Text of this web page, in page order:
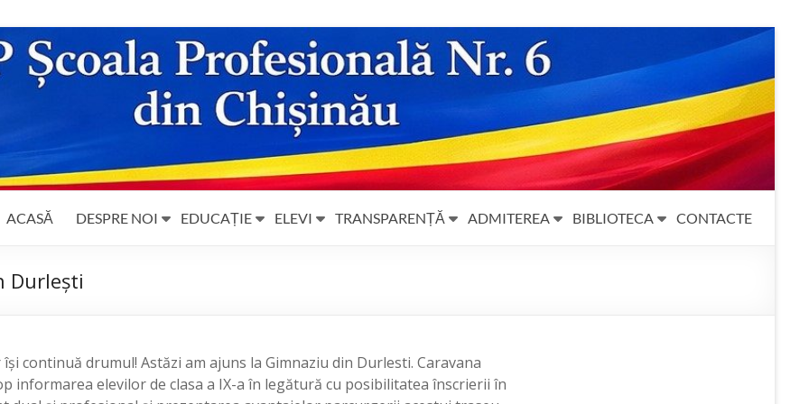
ACASĂ DESPRE NOI EDUCAȚIE ELEVI TRANSPARENȚĂ ADMITEREA BIBLIOTECA CONTACTE
Durlești
continuă drumul! Astăzi am ajuns la Gimnaziu din Durlesti. Caravana
informarea elevilor de clasa a IX-a în legătură cu posibilitatea înscrierii în